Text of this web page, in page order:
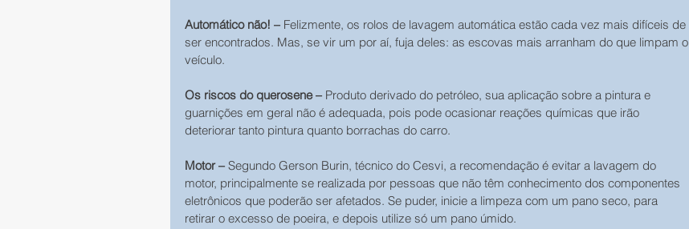
Automático não! – Felizmente, os rolos de lavagem automática estão cada vez mais difíceis de
ser encontrados. Mas, se vir um por aí, fuja deles: as escovas mais arranham do que limpam o
veículo.
Os riscos do querosene – Produto derivado do petróleo, sua aplicação sobre a pintura e
guarnições em geral não é adequada, pois pode ocasionar reações químicas que irão
deteriorar tanto pintura quanto borrachas do carro.
Motor – Segundo Gerson Burin, técnico do Cesvi, a recomendação é evitar a lavagem do
motor, principalmente se realizada por pessoas que não têm conhecimento dos componentes
eletrônicos que poderão ser afetados. Se puder, inicie a limpeza com um pano seco, para
retirar o excesso de poeira, e depois utilize só um pano úmido.